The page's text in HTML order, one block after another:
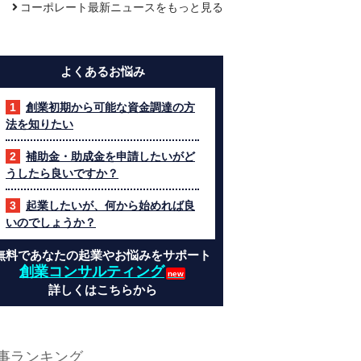
コーポレート最新ニュースをもっと見る
よくあるお悩み
創業初期から可能な資金調達の方
法を知りたい
補助金・助成金を申請したいがど
うしたら良いですか？
起業したいが、何から始めれば良
いのでしょうか？
料であなたの起業やお悩みをサポート
創業コンサルティング
詳しくはこちらから
ランキング